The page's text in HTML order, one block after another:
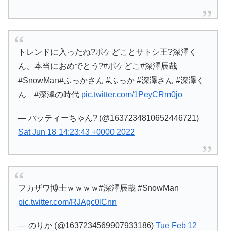
トレンドに入ったね?ポケどことサトシ王?深澤く
ん、本当におめでとう?#ポケどこ#深澤辰哉
#SnowMan#ふっかさん #ふっか #深澤さん #深澤く
ん #深澤の時代 pic.twitter.com/1PeyCRm0jo
— パッティーちゃん? (@1637234810652446721)
Sat Jun 18 14:23:43 +0000 2022
フカザワ博士ｗｗｗｗ#深澤辰哉 #SnowMan
pic.twitter.com/RJAgc0lCnn
— のりか (@1637234569907933186)Tue Feb 12